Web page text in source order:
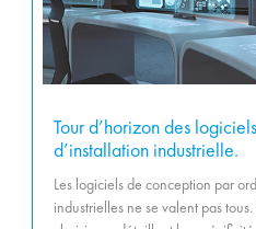
Tour d’horizon des
d’installation industrielle.
Les logiciels de conception par
industrielles ne se valent pas